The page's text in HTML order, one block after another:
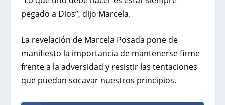
pegado a Dios”, dijo Marcela.
La revelación de Marcela Posada pone de
manifiesto la importancia de mantenerse firme
frente a la adversidad y resistir las tentaciones
que puedan socavar nuestros principios.